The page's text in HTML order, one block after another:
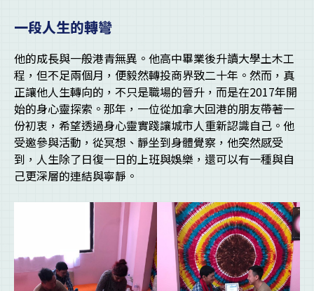
一段人生的轉彎
他的成長與一般港青無異。他高中畢業後升讀大學土木工
程，但不足兩個月，便毅然轉投商界致二十年。然而，真
正讓他人生轉向的，不只是職場的晉升，而是在2017年開
始的身心靈探索。那年，一位從加拿大回港的朋友帶著一
份初衷，希望透過身心靈實踐讓城市人重新認識自己。他
受邀參與活動，從冥想、靜坐到身體覺察，他突然感受
到，人生除了日復一日的上班與娛樂，還可以有一種與自
己更深層的連結與寧靜。